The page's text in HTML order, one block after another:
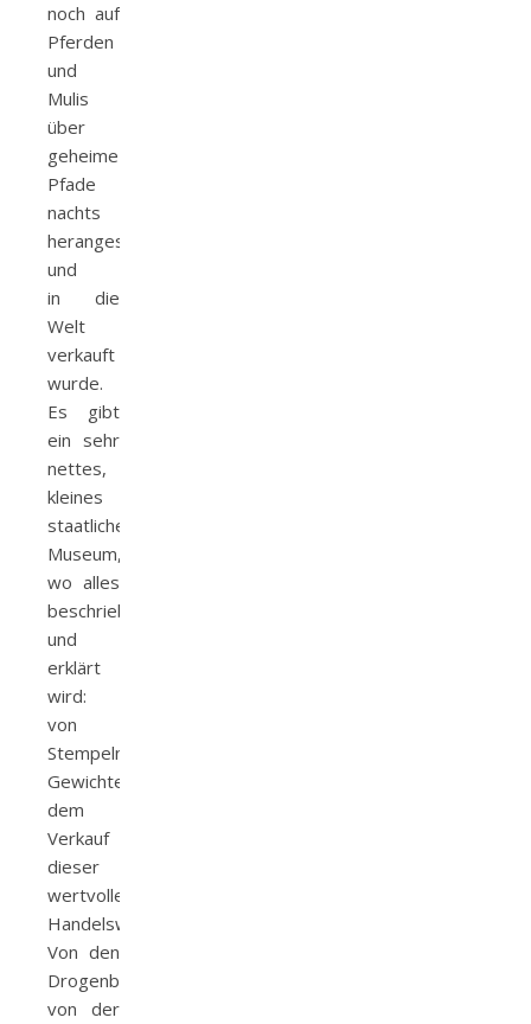
noch auf
Pferden
und
Mulis
über
geheime
Pfade
nachts
herangeschafft
und
in die
Welt
verkauft
wurde.
Es gibt
ein sehr
nettes,
kleines
staatliches
Museum,
wo alles
beschrieben
und
erklärt
wird:
von
Stempeln,
Gewichten,
dem
Verkauf
dieser
wertvollen
Handelsware.
Von den
Drogenbaronen,
von der